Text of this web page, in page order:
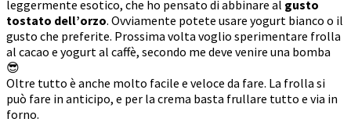
leggermente esotico, che ho pensato di abbinare al gusto
tostato dell’orzo. Ovviamente potete usare yogurt bianco o il
gusto che preferite. Prossima volta voglio sperimentare frolla
al cacao e yogurt al caffè, secondo me deve venire una bomba
😎
Oltre tutto è anche molto facile e veloce da fare. La frolla si
può fare in anticipo, e per la crema basta frullare tutto e via in
forno.